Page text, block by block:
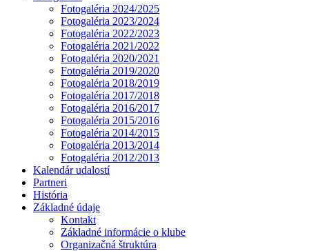
Fotogaléria 2024/2025
Fotogaléria 2023/2024
Fotogaléria 2022/2023
Fotogaléria 2021/2022
Fotogaléria 2020/2021
Fotogaléria 2019/2020
Fotogaléria 2018/2019
Fotogaléria 2017/2018
Fotogaléria 2016/2017
Fotogaléria 2015/2016
Fotogaléria 2014/2015
Fotogaléria 2013/2014
Fotogaléria 2012/2013
Kalendár udalostí
Partneri
História
Základné údaje
Kontakt
Základné informácie o klube
Organizačná štruktúra